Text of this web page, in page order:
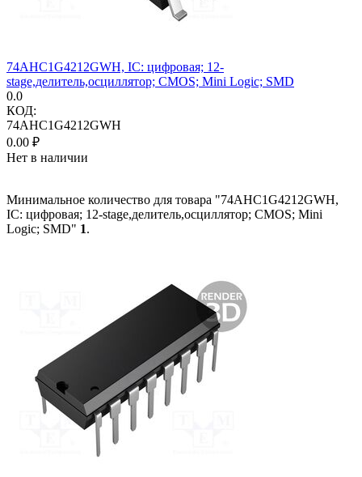
74AHC1G4212GWH, IC: цифровая; 12-
stage,делитель,осциллятор; CMOS; Mini Logic; SMD
0.0
КОД:
74AHC1G4212GWH
0.00 ₽
Нет в наличии
Минимальное количество для товара "74AHC1G4212GWH,
IC: цифровая; 12-stage,делитель,осциллятор; CMOS; Mini
Logic; SMD" 1.